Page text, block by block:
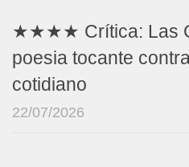
★★★★ Crítica: Las
poesia tocante
cotidiano
22/07/2026